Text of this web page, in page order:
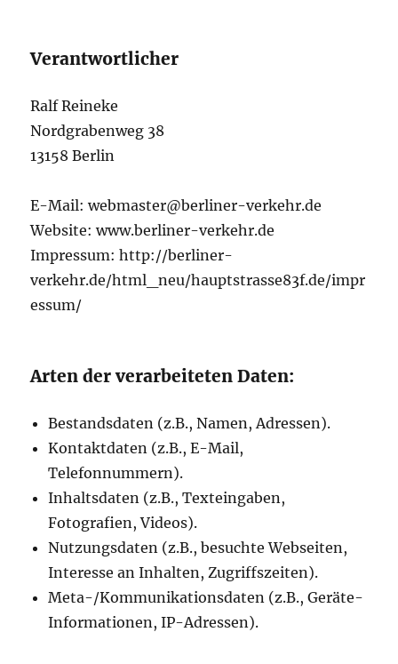
Verantwortlicher
Ralf Reineke
Nordgrabenweg 38
13158 Berlin
E-Mail: webmaster@berliner-verkehr.de
Website: www.berliner-verkehr.de
Impressum: http://berliner-
verkehr.de/html_neu/hauptstrasse83f.de/impr
essum/
Arten der verarbeiteten Daten:
Bestandsdaten (z.B., Namen, Adressen).
Kontaktdaten (z.B., E-Mail,
Telefonnummern).
Inhaltsdaten (z.B., Texteingaben,
Fotografien, Videos).
Nutzungsdaten (z.B., besuchte Webseiten,
Interesse an Inhalten, Zugriffszeiten).
Meta-/Kommunikationsdaten (z.B., Geräte-
Informationen, IP-Adressen).